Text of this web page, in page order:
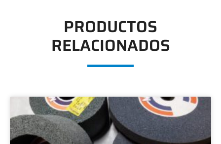
PRODUCTOS
RELACIONADOS